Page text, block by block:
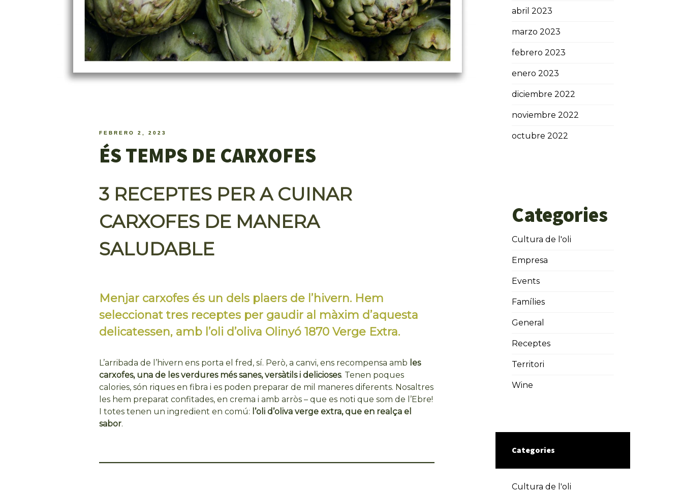
FEBRERO 2, 2023
ÉS TEMPS DE CARXOFES
3 RECEPTES PER A CUINAR
CARXOFES DE MANERA
SALUDABLE
Menjar carxofes és un dels plaers de l’hivern. Hem
seleccionat tres receptes per gaudir al màxim d’aquesta
delicatessen, amb l’oli d’oliva Olinyó 1870 Verge Extra.
L’arribada de l’hivern ens porta el fred, sí. Però, a canvi, ens recompensa amb les
carxofes, una de les verdures més sanes, versàtils i delicioses. Tenen poques
calories, són riques en fibra i es poden preparar de mil maneres diferents. Nosaltres
les hem preparat confitades, en crema i amb arròs – que es noti que som de l’Ebre!
I totes tenen un ingredient en comú: l’oli d’oliva verge extra, que en realça el
sabor.
abril 2023
marzo 2023
febrero 2023
enero 2023
diciembre 2022
noviembre 2022
octubre 2022
Categories
Cultura de l'oli
Empresa
Events
Famílies
General
Receptes
Territori
Wine
Categories
Cultura de l'oli